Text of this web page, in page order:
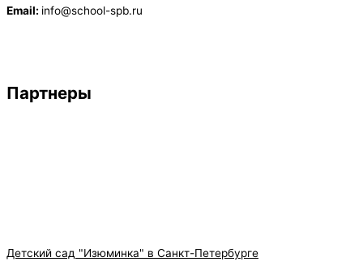
Email: info@school-spb.ru
Партнеры
Детский сад "Изюминка" в Санкт-Петербурге